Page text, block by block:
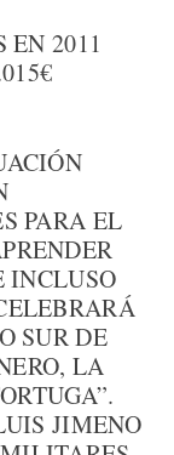
EN 2011
PARA EL
INCLUSO
SUR DE
LA
JIMENO